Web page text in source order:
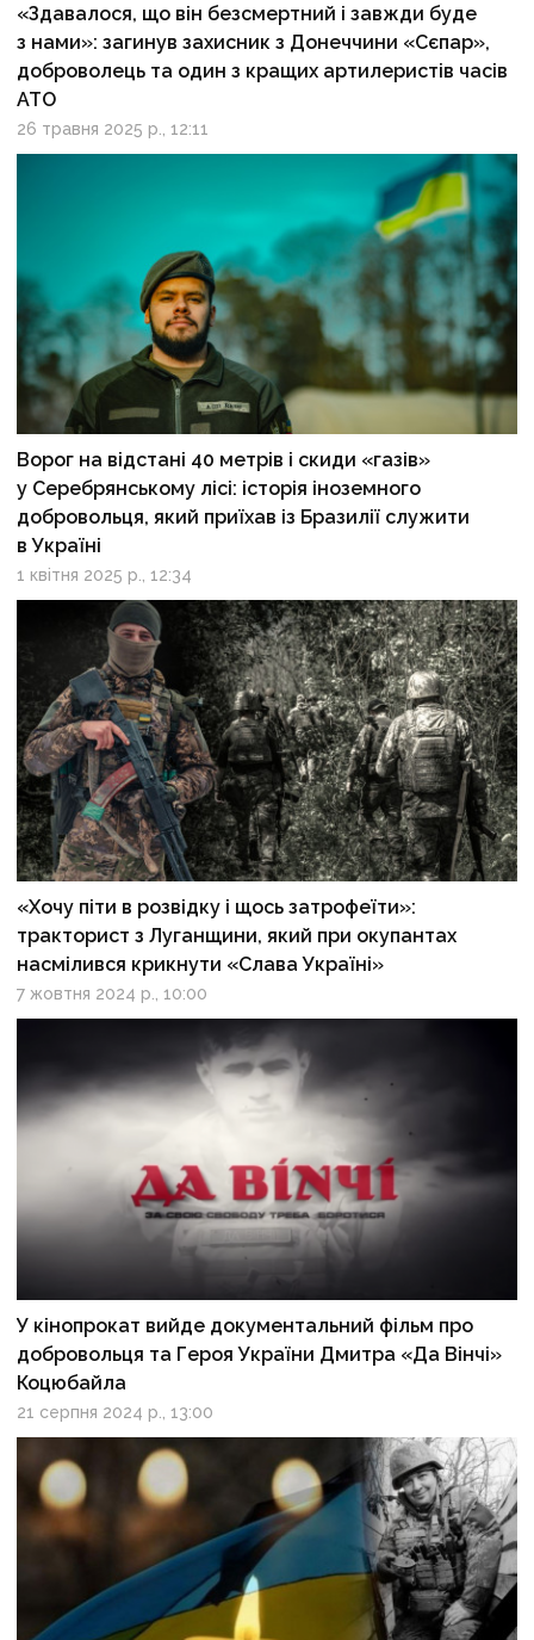
«Здавалося, що він безсмертний і завжди буде
з нами»: загинув захисник з Донеччини «Сєпар»,
доброволець та один з кращих артилеристів часів
АТО
26 травня 2025 р., 12:11
Ворог на відстані 40 метрів і скиди «газів»
у Серебрянському лісі: історія іноземного
добровольця, який приїхав із Бразилії служити
в Україні
1 квітня 2025 р., 12:34
«Хочу піти в розвідку і щось затрофеїти»:
тракторист з Луганщини, який при окупантах
насмілився крикнути «Слава Україні»
7 жовтня 2024 р., 10:00
У кінопрокат вийде документальний фільм про
добровольця та Героя України Дмитра «Да Вінчі»
Коцюбайла
21 серпня 2024 р., 13:00